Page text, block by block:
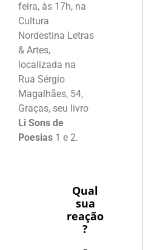
feira, às 17h, na
Cultura
Nordestina Letras
& Artes,
localizada na
Rua Sérgio
Magalhães, 54,
Graças, seu livro
Li Sons de
Poesias 1 e 2.
Qual
sua
reação
?